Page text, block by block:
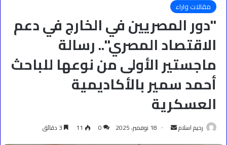
مقالات واراء
"دور المصريين في الخارج في دعم
الاقتصاد المصري".. رسالة
ماجستير الأولى من نوعها للباحث
أحمد سمير بالأكاديمية
العسكرية
رحيم اسلام
أرسل 18 نوفمبر، 2025 0
11